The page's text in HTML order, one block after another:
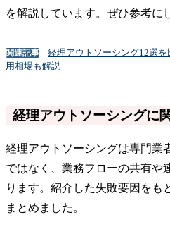
を解説しています。ぜひ参考に
関連記事
経理アウトソーシング12選
用相場も解説
経理アウトソーシングに
経理アウトソーシングは専門業
ではなく、業務フローの共有や
ります。紹介した失敗要因をも
まとめました。